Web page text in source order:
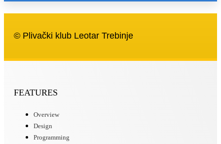
© Plivački klub Leotar Trebinje
FEATURES
Overview
Design
Programming